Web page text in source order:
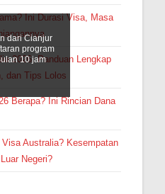
Ini Durasi Visa, Masa
2026: Panduan Lengkap
dan Tips Lolos
Berapa? Ini Rincian Dana
Australia? Kesempatan
Negeri?
dari Cianjur
program
10 jam